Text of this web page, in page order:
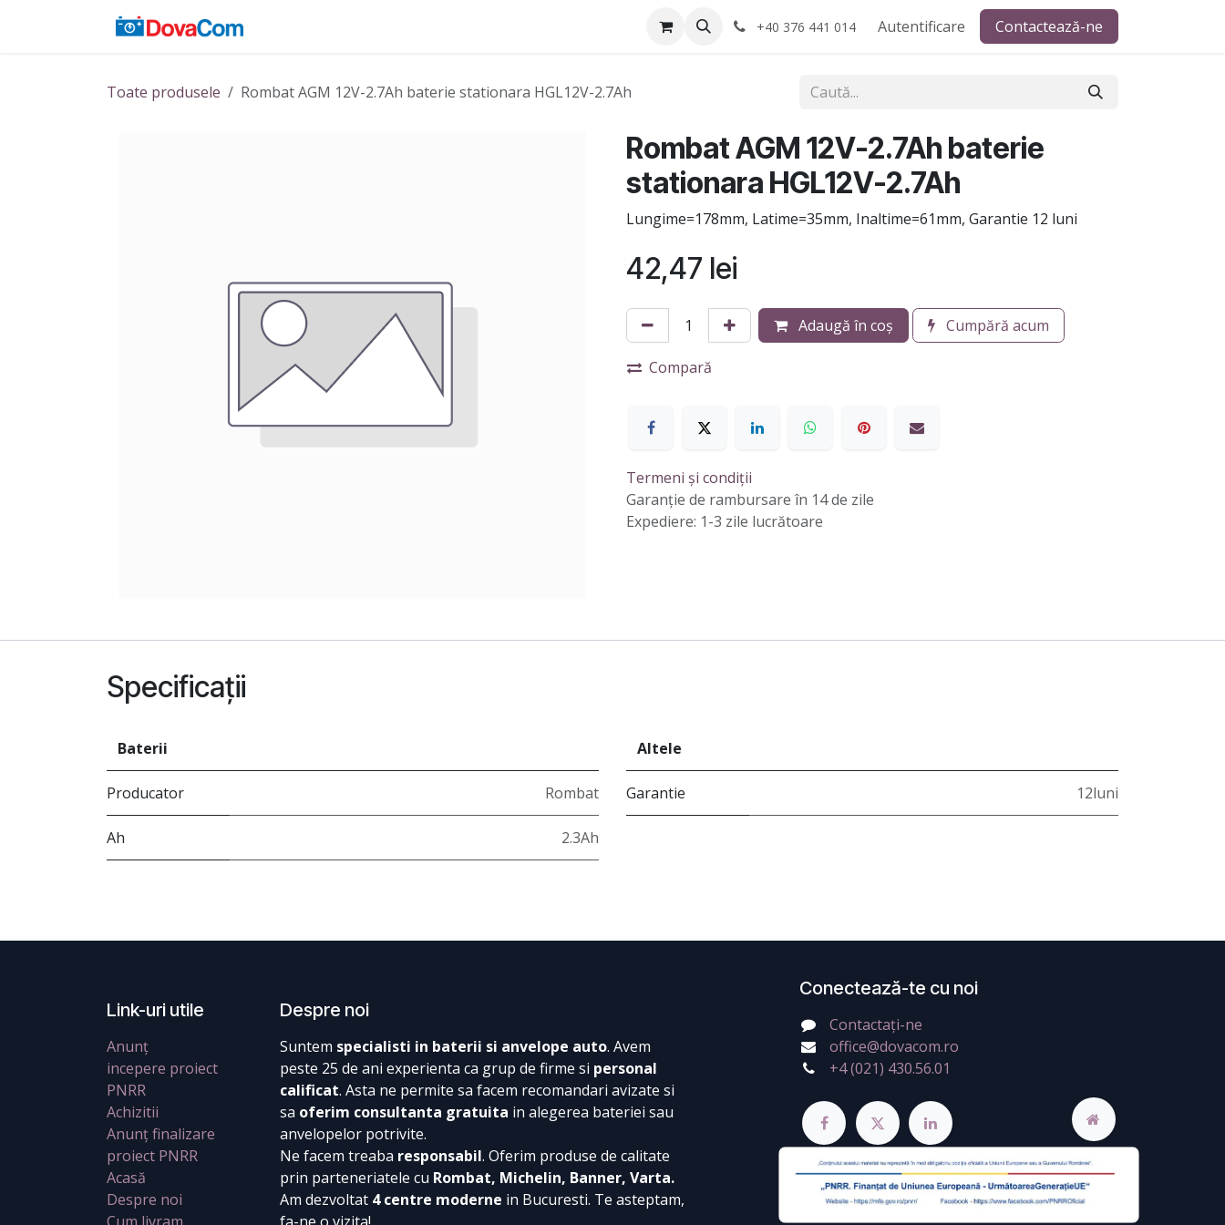
Service-uri montaj +40 376 441 014 Autentificare Contactează-ne
Toate produsele Rombat AGM 12V-2.7Ah baterie stationara HGL12V-2.7Ah
Rombat AGM 12V-2.7Ah baterie
stationara HGL12V-2.7Ah
Lungime=178mm, Latime=35mm, Inaltime=61mm, Garantie 12 luni
42,47 lei
Adaugă în coș Cumpără acum
Compară
Termeni și condiții
Garanție de rambursare în 14 de zile
Expediere: 1-3 zile lucrătoare
Specificații
Baterii
Producator Rombat
Ah 2.3Ah
Altele
Garantie 12luni
Link-uri utile
Anunț
incepere proiect
PNRR
Achizitii
Anunț finalizare
proiect PNRR
Acasă
Despre noi
Despre noi
Suntem specialisti in baterii si anvelope auto. Avem
peste 25 de ani experienta ca grup de firme si personal
calificat. Asta ne permite sa facem recomandari avizate si
sa oferim consultanta gratuita in alegerea bateriei sau
anvelopelor potrivite.
Ne facem treaba responsabil. Oferim produse de calitate
prin parteneriatele cu Rombat, Michelin, Banner, Varta.
Am dezvoltat 4 centre moderne in Bucuresti. Te asteptam,
Conectează-te cu noi
Contactați-ne
office@dovacom.ro
+4 (021) 430.56.01